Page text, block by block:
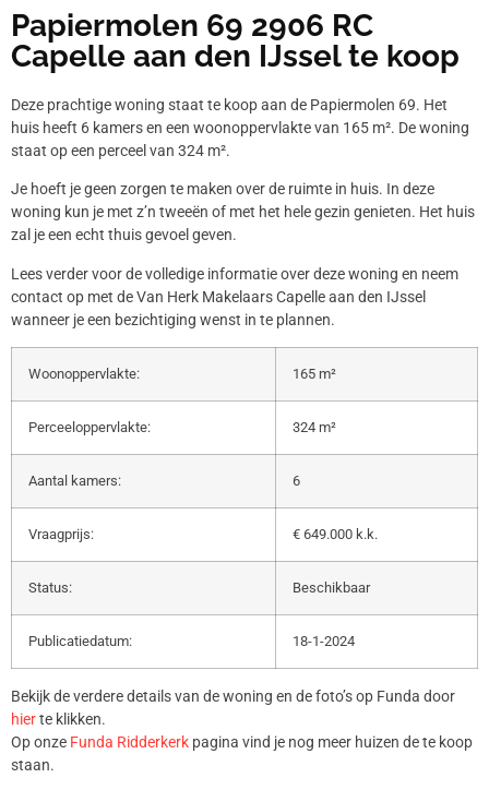
Papiermolen 69 2906 RC
Capelle aan den IJssel te koop
Deze prachtige woning staat te koop aan de Papiermolen 69. Het
huis heeft 6 kamers en een woonoppervlakte van 165 m². De woning
staat op een perceel van 324 m².
Je hoeft je geen zorgen te maken over de ruimte in huis. In deze
woning kun je met z’n tweeën of met het hele gezin genieten. Het huis
zal je een echt thuis gevoel geven.
Lees verder voor de volledige informatie over deze woning en neem
contact op met de Van Herk Makelaars Capelle aan den IJssel
wanneer je een bezichtiging wenst in te plannen.
Woonoppervlakte: 165 m²
Perceeloppervlakte: 324 m²
Aantal kamers: 6
Vraagprijs: € 649.000 k.k.
Status: Beschikbaar
Publicatiedatum: 18-1-2024
Bekijk de verdere details van de woning en de foto’s op Funda door
hierte klikken.
Op onze Funda Ridderkerk pagina vind je nog meer huizen de te koop
staan.